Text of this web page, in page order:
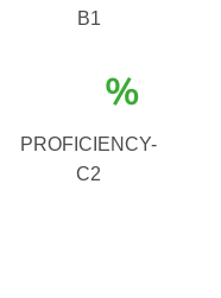
B1
%
PROFICIENCY-
C2